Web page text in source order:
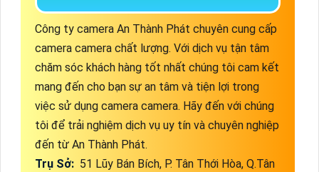
Công ty camera An Thành Phát chuyên cung cấp
camera camera chất lượng. Với dịch vụ tận tâm
chăm sóc khách hàng tốt nhất chúng tôi cam kết
mang đến cho bạn sự an tâm và tiện lợi trong
việc sử dụng camera camera. Hãy đến với chúng
tôi để trải nghiệm dịch vụ uy tín và chuyên nghiệp
đến từ An Thành Phát.
Trụ Sở: 51 Lũy Bán Bích, P. Tân Thới Hòa, Q.Tân